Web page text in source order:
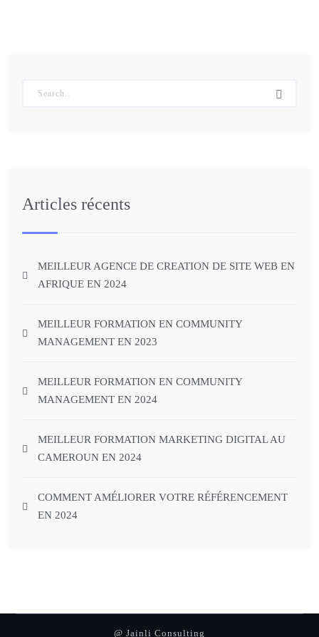
Articles récents
MEILLEUR AGENCE DE CREATION DE SITE WEB EN
AFRIQUE EN 2024
MEILLEUR FORMATION EN COMMUNITY
MANAGEMENT EN 2023
MEILLEUR FORMATION EN COMMUNITY
MANAGEMENT EN 2024
MEILLEUR FORMATION MARKETING DIGITAL AU
CAMEROUN EN 2024
COMMENT AMÉLIORER VOTRE RÉFÉRENCEMENT
EN 2024
@ Jainli Consulting